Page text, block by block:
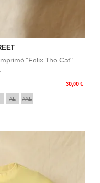
"Felix The Cat"
30,00 €
XL XXL